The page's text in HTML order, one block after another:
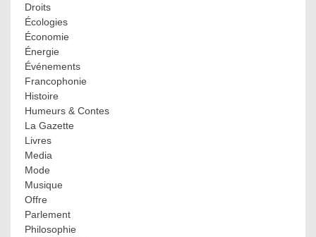
Droits
Écologies
Économie
Énergie
Événements
Francophonie
Histoire
Humeurs & Contes
La Gazette
Livres
Media
Mode
Musique
Offre
Parlement
Philosophie